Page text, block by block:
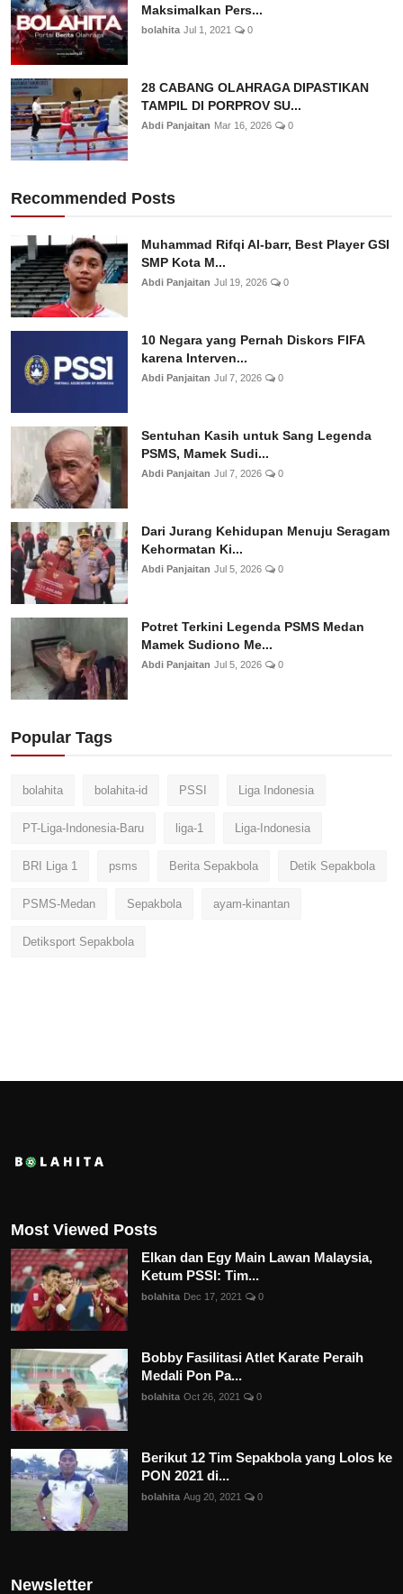
Maksimalkan Pers...
bolahita Jul 1, 2021 0
28 CABANG OLAHRAGA DIPASTIKAN
TAMPIL DI PORPROV SU...
Abdi Panjaitan Mar 16, 2026 0
Recommended Posts
Muhammad Rifqi Al-barr, Best Player GSI
SMP Kota M...
Abdi Panjaitan Jul 19, 2026 0
10 Negara yang Pernah Diskors FIFA
karena Interven...
Abdi Panjaitan Jul 7, 2026 0
Sentuhan Kasih untuk Sang Legenda
PSMS, Mamek Sudi...
Abdi Panjaitan Jul 7, 2026 0
Dari Jurang Kehidupan Menuju Seragam
Kehormatan Ki...
Abdi Panjaitan Jul 5, 2026 0
Potret Terkini Legenda PSMS Medan
Mamek Sudiono Me...
Abdi Panjaitan Jul 5, 2026 0
Popular Tags
bolahita bolahita-id PSSI Liga Indonesia
PT-Liga-Indonesia-Baru liga-1 Liga-Indonesia
BRI Liga 1 psms Berita Sepakbola Detik Sepakbola
PSMS-Medan Sepakbola ayam-kinantan
Detiksport Sepakbola
Most Viewed Posts
Elkan dan Egy Main Lawan Malaysia,
Ketum PSSI: Tim...
bolahita Dec 17, 2021 0
Bobby Fasilitasi Atlet Karate Peraih
Medali Pon Pa...
bolahita Oct 26, 2021 0
Berikut 12 Tim Sepakbola yang Lolos ke
PON 2021 di...
bolahita Aug 20, 2021 0
Newsletter